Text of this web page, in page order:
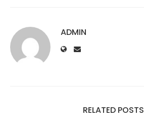
ADMIN
RELATED POSTS